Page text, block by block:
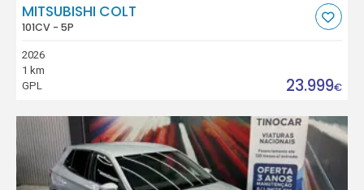
MITSUBISHI COLT
101CV - 5P
2026
1 km
GPL
23.999€